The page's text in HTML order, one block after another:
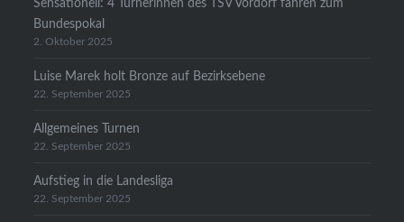
Sensationell: 4 Turnerinnen des TSV Vordorf fahren zum
Bundespokal
2. Oktober 2025
Luise Marek holt Bronze auf Bezirksebene
22. September 2025
Allgemeines Turnen
22. September 2025
Aufstieg in die Landesliga
22. September 2025